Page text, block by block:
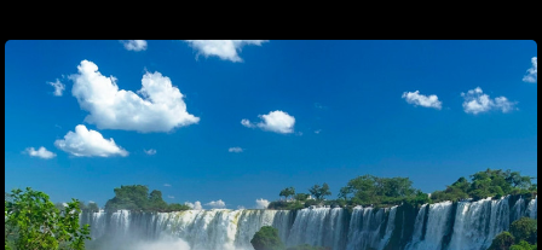
ハイパー縁側@中山
ハイパー縁側@私市
ハイパー縁側@三輪
ハイパー縁側@夢キ